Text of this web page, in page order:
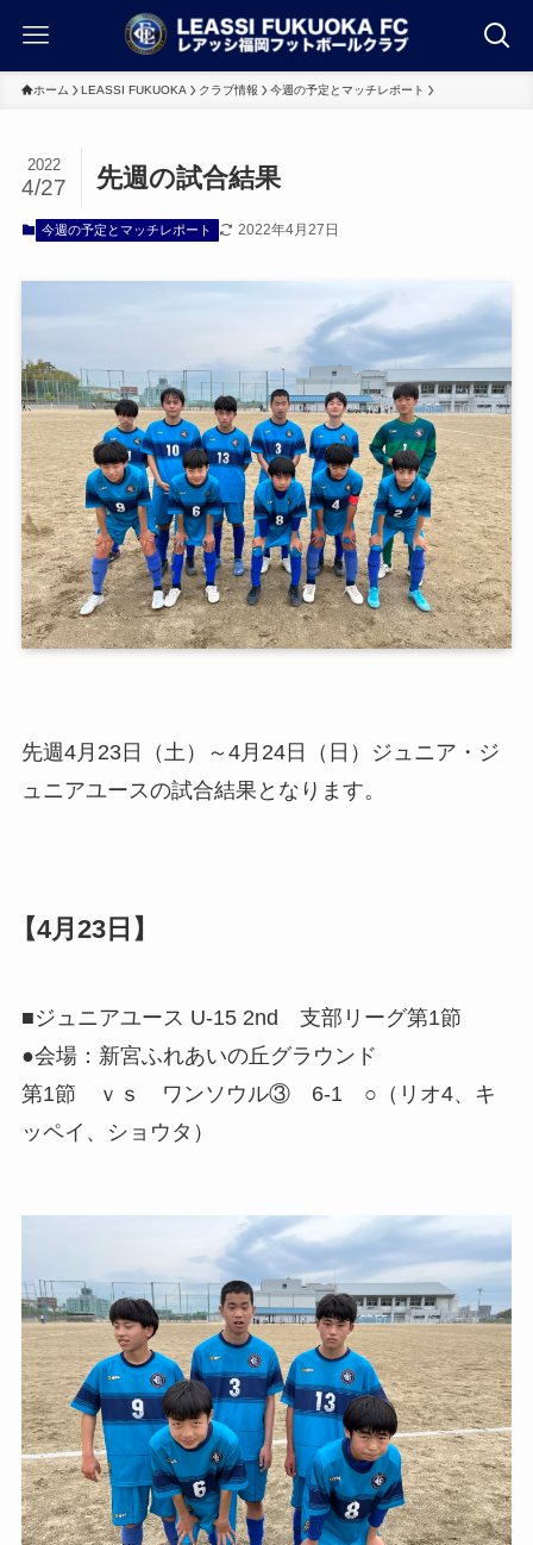
ホーム LEASSI FUKUOKA クラブ情報 今週の予定とマッチレポート
先週の試合結果
2022
4/27
今週の予定とマッチレポート 2022年4月27日
先週4月23日（土）～4月24日（日）ジュニア・ジ
ュニアユースの試合結果となります。
【4月23日】
■ジュニアユース U-15 2nd 支部リーグ第1節
●会場：新宮ふれあいの丘グラウンド
第1節 ｖｓ ワンソウル③ 6-1 ○（リオ4、キ
ッペイ、ショウタ）